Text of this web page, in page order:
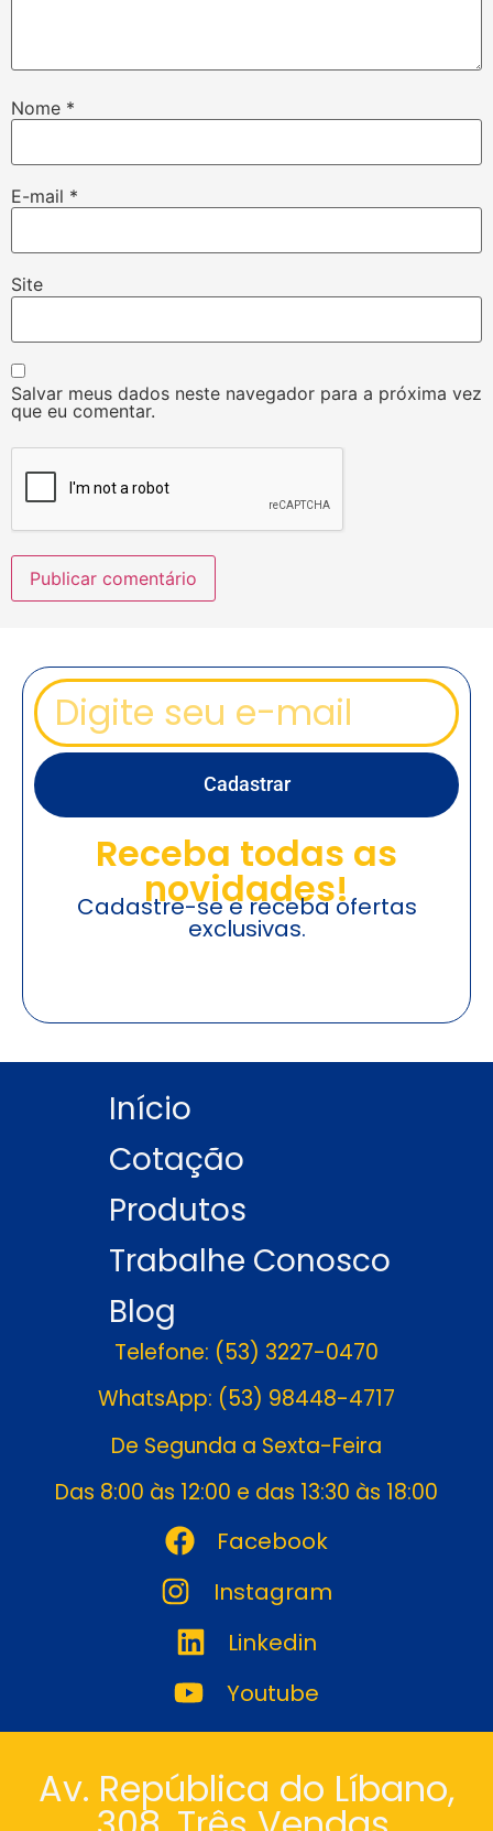
Nome *
E-mail *
Site
Salvar meus dados neste navegador para a próxima vez
que eu comentar.
Cadastrar
Receba todas as
novidades!
Cadastre-se e receba ofertas
exclusivas.
Início
Cotação
Produtos
Trabalhe Conosco
Blog
Telefone: (53) 3227-0470
WhatsApp: (53) 98448-4717
De Segunda a Sexta-Feira
Das 8:00 às 12:00 e das 13:30 às 18:00
Facebook
Instagram
Linkedin
Youtube
Av. República do Líbano,